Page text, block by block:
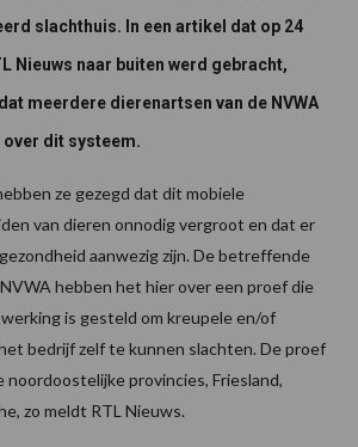
slachthuis. In een artikel dat op 24
Nieuws naar buiten werd gebracht,
meerdere dierenartsen van de NVWA
dit systeem.
ze gezegd dat dit mobiele
van dieren onnodig vergroot en dat er
aanwezig zijn. De betreffende
hebben het hier over een proef die
is gesteld om kreupele en/of
bedrijf zelf te kunnen slachten. De proef
noordoostelijke provincies, Friesland,
zo meldt RTL Nieuws.